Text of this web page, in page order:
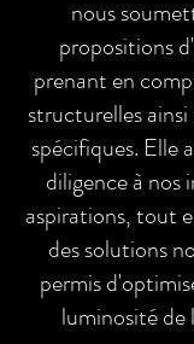
nous
propositions
prenant en
structurelles
spécifiques. Elle
diligence à nos
aspirations, tout
des solutions
permis
luminosité